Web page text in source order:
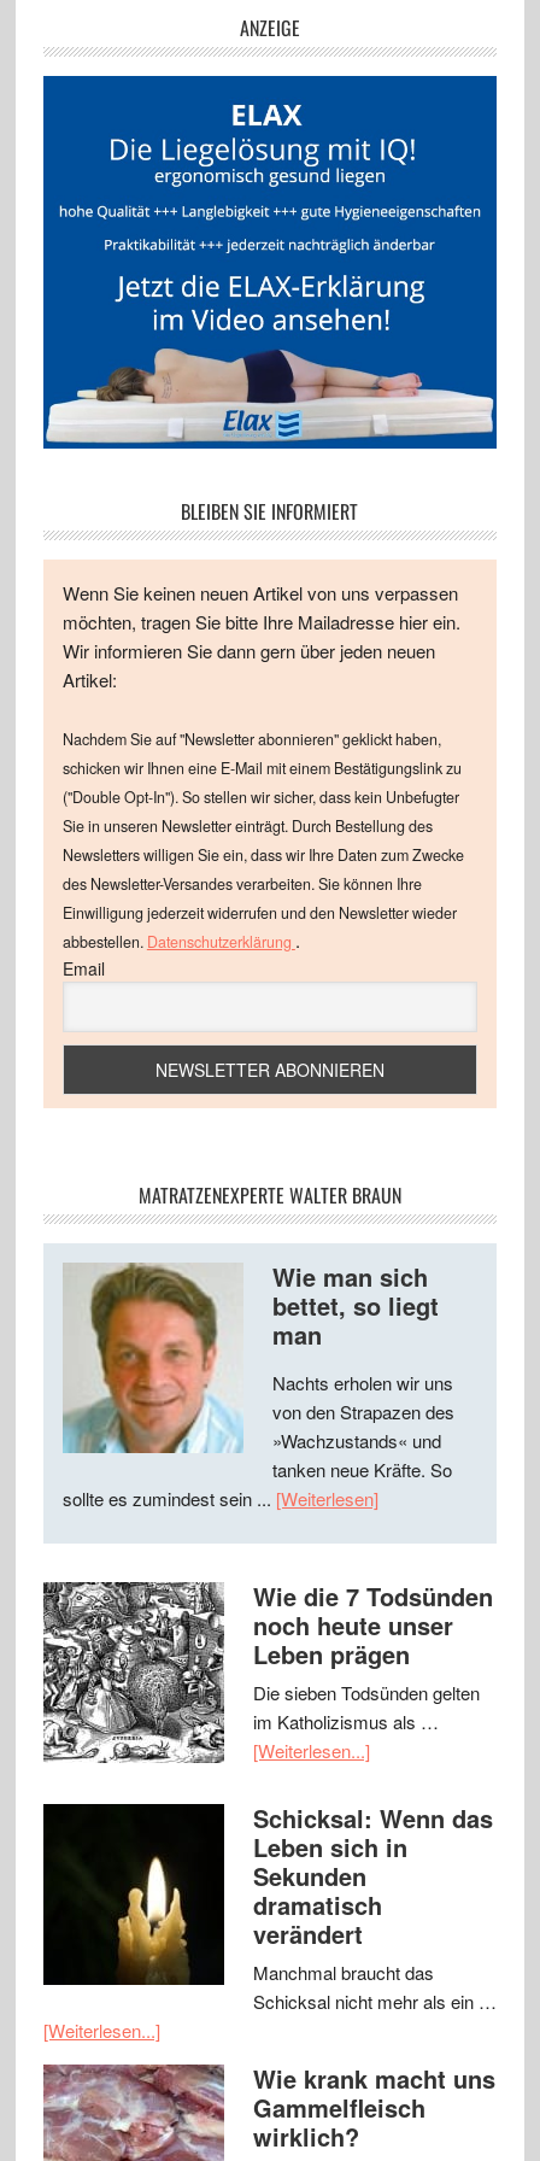
ANZEIGE
BLEIBEN SIE INFORMIERT
Wenn Sie keinen neuen Artikel von uns verpassen
möchten, tragen Sie bitte Ihre Mailadresse hier ein.
Wir informieren Sie dann gern über jeden neuen
Artikel:
Nachdem Sie auf "Newsletter abonnieren" geklickt haben,
schicken wir Ihnen eine E-Mail mit einem Bestätigungslink zu
("Double Opt-In"). So stellen wir sicher, dass kein Unbefugter
Sie in unseren Newsletter einträgt. Durch Bestellung des
Newsletters willigen Sie ein, dass wir Ihre Daten zum Zwecke
des Newsletter-Versandes verarbeiten. Sie können Ihre
Einwilligung jederzeit widerrufen und den Newsletter wieder
abbestellen. Datenschutzerklärung .
Email
MATRATZENEXPERTE WALTER BRAUN
Wie man sich
bettet, so liegt
man
Nachts erholen wir uns
von den Strapazen des
»Wachzustands« und
tanken neue Kräfte. So
sollte es zumindest sein ... [Weiterlesen]
Wie die 7 Todsünden
noch heute unser
Leben prägen
Die sieben Todsünden gelten
im Katholizismus als …
[Weiterlesen...]
Schicksal: Wenn das
Leben sich in
Sekunden
dramatisch
verändert
Manchmal braucht das
Schicksal nicht mehr als ein …
[Weiterlesen...]
Wie krank macht uns
Gammelfleisch
wirklich?